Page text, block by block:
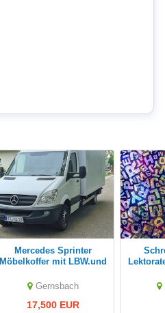
Mercedes Sprinter
Möbelkoffer mit LBW.und
Gernsbach
17,500 EUR
Schreib-Services,